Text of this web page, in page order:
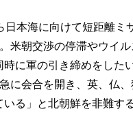
本海に向けて短距離ミ
米朝交渉の停滞やウイ
に軍の引き締めをした
に会合を開き、英、仏
いる」と北朝鮮を非難す